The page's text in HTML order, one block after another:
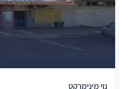
נוי מינימרקט